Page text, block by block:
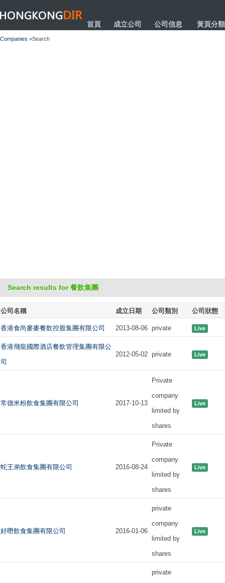
HONGKONGDIR
首頁 成立公司 公司信息 黃頁分類
Companies »Search
Search results for 餐飲集團
公司名稱 成立日期 公司類別 公司狀態
香港食尚麥麥餐飲控股集團有限公司 2013-08-06 private Live
香港飛龍國際酒店餐飲管理集團有限公
司
2012-05-02 private Live
常德米粉飲食集團有限公司 2017-10-13
Private
company
limited by
shares
Live
蛇王弟飲食集團有限公司 2016-08-24
Private
company
limited by
shares
Live
好嘢飲食集團有限公司 2016-01-06
private
company
limited by
shares
Live
private